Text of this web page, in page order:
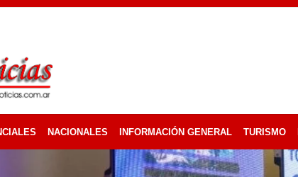
NACIONALES INFORMACIÓN GENERAL TURISMO